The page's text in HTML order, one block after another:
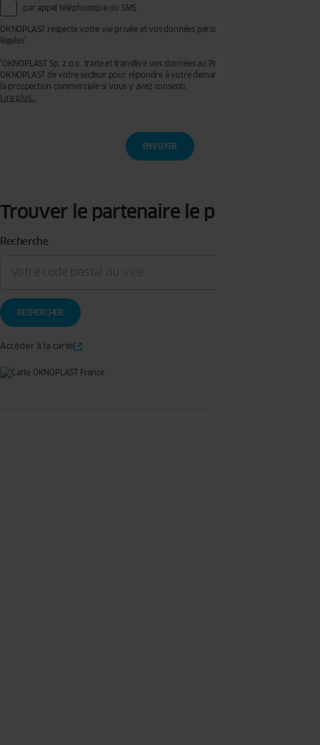
par appel téléphonique ou SMS
OKNOPLAST respecte votre vie privée et vos données personnelles, voir mentions
légales¹.
¹OKNOPLAST Sp. z o.o. traite et transfère vos données au Partenaire Premium
OKNOPLAST de votre secteur pour répondre à votre demande de devis et effectuer de
la prospection commerciale si vous y avez consenti.
l’établissement de votre devis. Vous disposez d’un droit d’accès, de rectification, de
retrait de votre consentement ainsi que d’un droit à l’effacement, à la limitation du
traitement et à la portabilité que vous pouvez exercer en écrivant à l’adresse :
Lire plus…
Trouver le partenaire le plus proche
Recherche
Accéder à la carte